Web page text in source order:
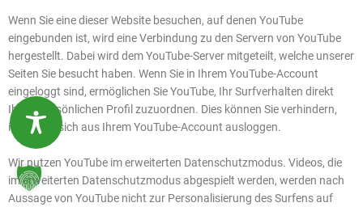
Wenn Sie eine dieser Website besuchen, auf denen YouTube
eingebunden ist, wird eine Verbindung zu den Servern von YouTube
hergestellt. Dabei wird dem YouTube-Server mitgeteilt, welche unserer
Seiten Sie besucht haben. Wenn Sie in Ihrem YouTube-Account
eingeloggt sind, ermöglichen Sie YouTube, Ihr Surfverhalten direkt
Ihrem persönlichen Profil zuzuordnen. Dies können Sie verhindern,
indem Sie sich aus Ihrem YouTube-Account ausloggen.
Wir nutzen YouTube im erweiterten Datenschutzmodus. Videos, die
im erweiterten Datenschutzmodus abgespielt werden, werden nach
Aussage von YouTube nicht zur Personalisierung des Surfens auf